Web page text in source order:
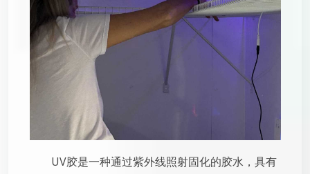
UV胶是一种通过紫外线照射固化的胶水，具有